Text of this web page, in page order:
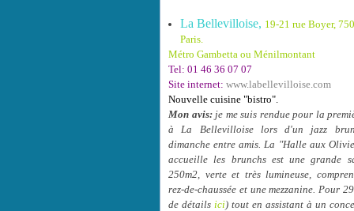
La Bellevilloise, 19-21 rue Boyer,
Paris.
Métro Gambetta ou Ménilmontant
Tel: 01 46 36 07 07
Site internet: www.labellevilloise.com
Nouvelle cuisine "bistro".
Mon avis:je me suis rendue pour la
àLa Bellevilloise lors d'un jazz
dimanche entre amis. La "Halle aux
accueille les brunchs est une grande
250m2, verte et très lumineuse,
rez-de-chaussée et une mezzanine. Pour 29
de détails ici) tout en assistant à un